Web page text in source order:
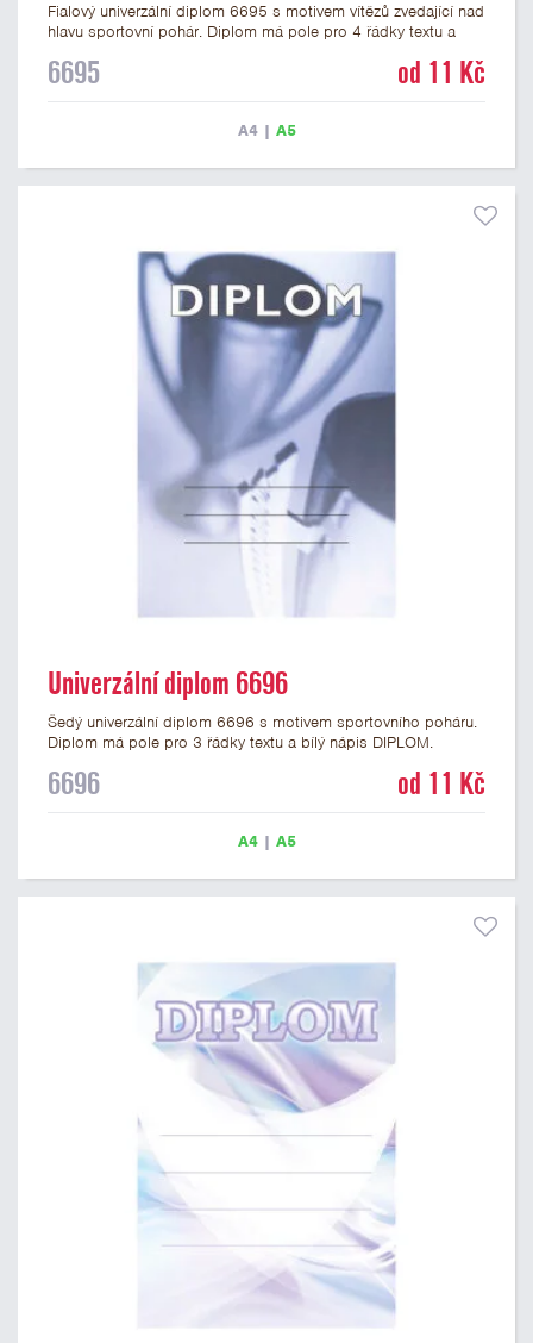
Fialový univerzální diplom 6695 s motivem vítězů zvedající nad
hlavu sportovní pohár. Diplom má pole pro 4 řádky textu a
formátu A4 a A5. Tento univerzální diplom je vhodný pro
motivem vítězů s pohárem má gramáž 250 g/m2.
6695 od 11 Kč
A4| A5
Univerzální diplom 6696
Šedý univerzální diplom 6696 s motivem sportovního poháru.
Diplom má pole pro 3 řádky textu a bílý nápis DIPLOM.
univerzální diplom je vhodný pro většinu soutěží, ke kterým by
6696 od 11 Kč
A4| A5